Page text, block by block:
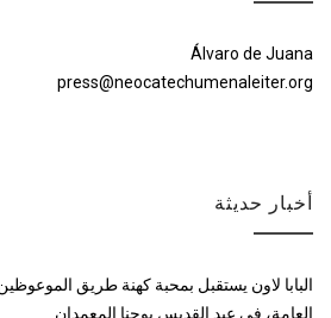
Álvaro de Juana
press@neocatechumenaleiter.org
أخبار حديثة
البابا لاون يستقبل بمحبة كهنة طريق
العامة، في عيد القديس يوحنا المعمدان